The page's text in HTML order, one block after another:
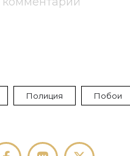
Полиция Побои